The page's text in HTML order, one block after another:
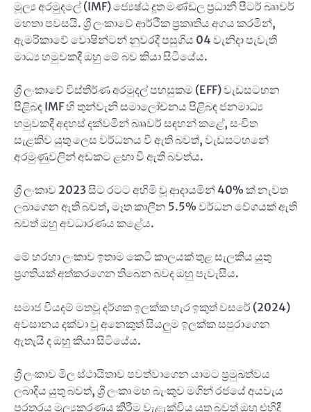
මූල්‍ය අරමුදලේ (IMF) ජ්‍යෙෂ්ඨ දූත මණ්ඩල ප්‍රධානී පීටර් බෲවර්
මහතා පවසයි. ශ්‍රී ලංකාවේ ආර්ථික ප්‍රකෘතිය අගය කරමින්,
ඇමරිකාවේ වොෂින්ටන් නුවරදී පසුගිය 04 වැනිදා පැවැති
මාධ්‍ය හමුවකදී ඔහු මේ බව කියා සිටියේය.
ශ්‍රී ලංකාවේ විස්තීර්ණ අරමුදල් පහසුකම (EFF) වැඩසටහන
පිළිබඳ IMF හි තුන්වැනි සමාලෝචනය පිළිබඳ ජනමාධ්‍ය
හමුවකදී අදහස් දක්වමින් බෲවර් සඳහන් කළේ, සංචිත
සැළකිව යුතු ලෙස වර්ධනය වී ඇති බවත්, වැඩසටහනේ
අරමුණුවලින් අඩකට ළඟා වී ඇති බවත්ය.
ශ්‍රී ලංකාව 2023 සිට රටට අහිමි වූ ආදායමින් 40% ක් නැවත
ලබාගෙන ඇති බවත්, මෑත කාලීන 5.5% වර්ධන වේගයක් ඇති
බවත් ඔහු අවධාරණය කළේය.
මේ හරහා ලංකාව ඉතාම කෙටි කාලයක් තුළ සැලකිය යුතු
ප්‍රගතියක් අත්කරගෙන තිබෙන බවද ඔහු පැවැසීය.
සමාජ වියදම් මතවූ දර්ශක ඉලක්ක හැර ඉකුත් වසරේ (2024)
අවසානය දක්වා වූ අනෙකුත් සියලුම ඉලක්ක සපුරාගෙන
ඇතැයි ද ඔහු කියා සිටියේය.
ශ්‍රී ලංකාව මිල ස්ථායිතාව පවත්වාගෙන යාමට ප්‍රමුඛත්වය
ලබාදිය යුතු බවත්, ශ්‍රී ලංකා මහ බැංකුව මගින් රජයේ අයවැය
පරතරය මූල්‍යකරණය කිරීම වැළැක්විය යුතු බවත් ඔහු එහිදී